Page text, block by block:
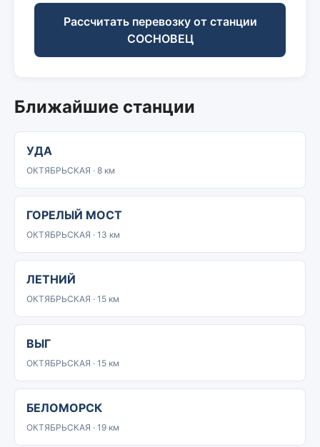
Рассчитать перевозку от станции
СОСНОВЕЦ
Ближайшие станции
УДА
ОКТЯБРЬСКАЯ · 8 км
ГОРЕЛЫЙ МОСТ
ОКТЯБРЬСКАЯ · 13 км
ЛЕТНИЙ
ОКТЯБРЬСКАЯ · 15 км
ВЫГ
ОКТЯБРЬСКАЯ · 15 км
БЕЛОМОРСК
ОКТЯБРЬСКАЯ · 19 км